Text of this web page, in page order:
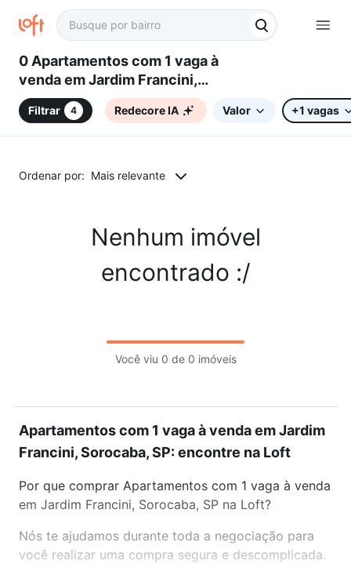
0 Apartamentos com 1 vaga à
venda em Jardim Francini,
Sorocaba, SP
Filtrar 4 Redecore IA Valor +1 vagas
Ordenar por: Mais relevante
Nenhum imóvel
encontrado :/
Você viu 0 de 0 imóveis
Apartamentos com 1 vaga à venda em Jardim
Francini, Sorocaba, SP: encontre na Loft
Por que comprar Apartamentos com 1 vaga à venda
em Jardim Francini, Sorocaba, SP na Loft?
Nós te ajudamos durante toda a negociação para
você realizar uma compra segura e descomplicada.